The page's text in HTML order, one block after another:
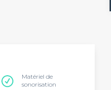
Matériel de
sonorisation